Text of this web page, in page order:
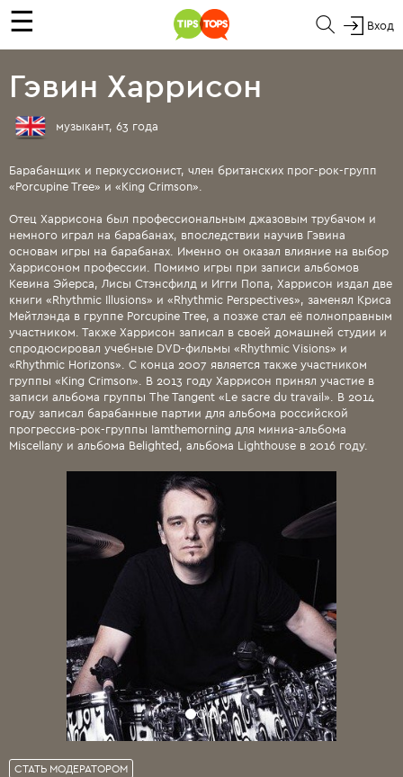
☰ Вход
Гэвин Харрисон
музыкант, 63 года
Барабанщик и перкуссионист, член британских прог-рок-групп
«Porcupine Tree» и «King Crimson».
Отец Харрисона был профессиональным джазовым трубачом и
немного играл на барабанах, впоследствии научив Гэвина
основам игры на барабанах. Именно он оказал влияние на выбор
Харрисоном профессии. Помимо игры при записи альбомов
Кевина Эйерса, Лисы Стэнсфилд и Игги Попа, Харрисон издал две
книги «Rhythmic Illusions» и «Rhythmic Perspectives», заменял Криса
Мейтлэнда в группе Porcupine Tree, а позже стал её полноправным
участником. Также Харрисон записал в своей домашней студии и
спродюсировал учебные DVD-фильмы «Rhythmic Visions» и
«Rhythmic Horizons». С конца 2007 является также участником
группы «King Crimson». В 2013 году Харрисон принял участие в
записи альбома группы The Tangent «Le sacre du travail». В 2014
году записал барабанные партии для альбома российской
прогрессив-рок-группы Iamthemorning для миниа-альбома
Miscellany и альбома Belighted, альбома Lighthouse в 2016 году.
СТАТЬ МОДЕРАТОРОМ